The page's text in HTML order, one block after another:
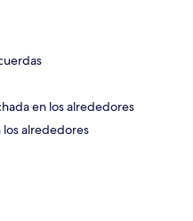
en los alrededores
los alrededores